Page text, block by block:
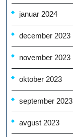
januar 2024
december 2023
november 2023
oktober 2023
september 2023
avgust 2023